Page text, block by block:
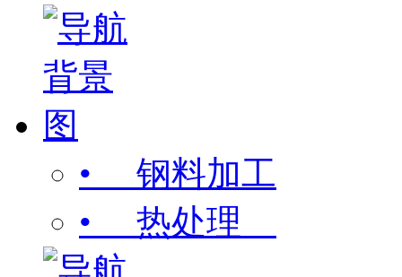
• 钢料加工
• 热处理